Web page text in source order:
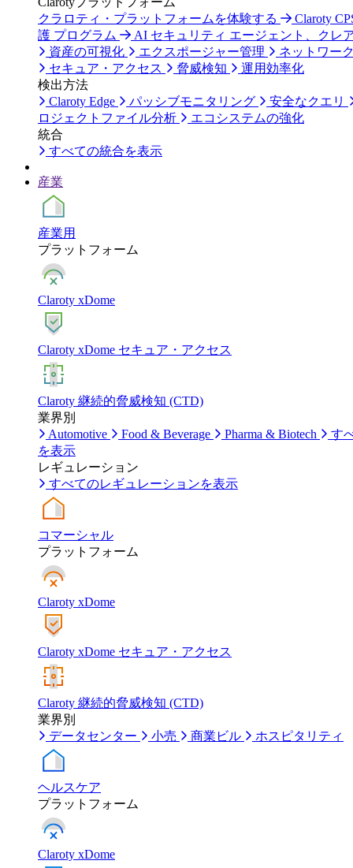
クラロティ・プラットフォームを体験する
Claroty
護 プログラム
AI セキュリティ エージェント、クレ
資産の可視化
エクスポージャー管理
ネットワー
セキュア・アクセス
脅威検知
運用効率化
検出方法
Claroty Edge
パッシブモニタリング
安全なクエリ
ロジェクトファイル分析
エコシステムの強化
統合
すべての統合を表示
産業
産業用
プラットフォーム
Claroty xDome
Claroty xDome セキュア・アクセス
Claroty 継続的脅威検知 (CTD)
業界別
Automotive
Food & Beverage Pharma & Biotech
す
を表示
レギュレーション
すべてのレギュレーションを表示
コマーシャル
プラットフォーム
Claroty xDome
Claroty xDome セキュア・アクセス
Claroty 継続的脅威検知 (CTD)
業界別
データセンター
小売 商業ビル ホスピタリティ
ヘルスケア
プラットフォーム
Claroty xDome